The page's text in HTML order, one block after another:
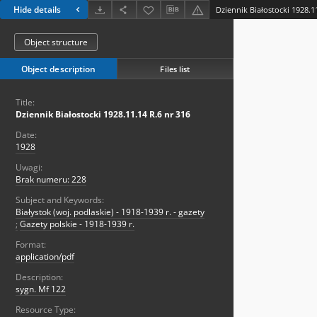
Hide details Dziennik Białostocki
Object structure
Object description Files list
Title:
Dziennik Białostocki 1928.11.14 R.6 nr 316
Date:
1928
Uwagi:
Brak numeru: 228
Subject and Keywords:
Białystok (woj. podlaskie) - 1918-1939 r. - gazety
; Gazety polskie - 1918-1939 r.
Format:
application/pdf
Description:
sygn. Mf 122
Resource Type: